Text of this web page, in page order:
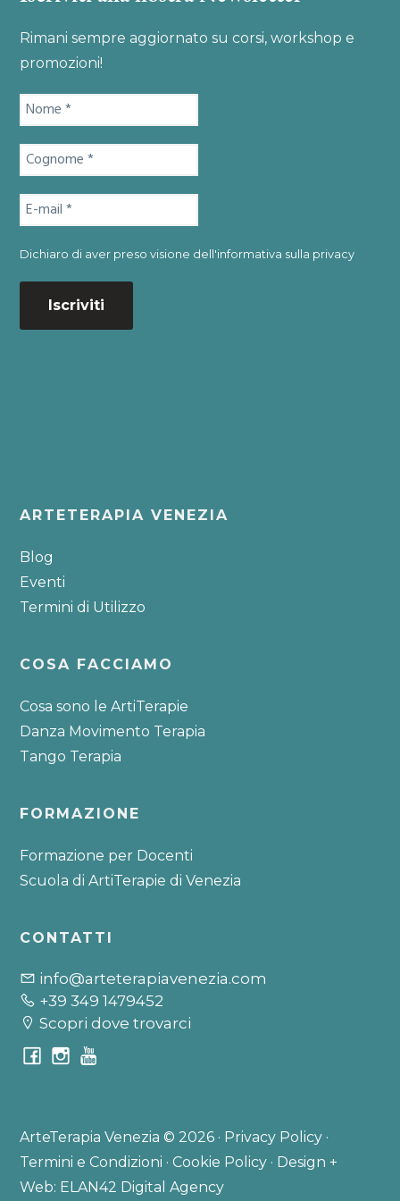
effetti
07-04 I Medium acquarellabili
Rimani sempre aggiornato su corsi, workshop e
promozioni!
Dichiaro di aver preso visione dell'informativa sulla privacy
Footer
ARTETERAPIA VENEZIA
Blog
Eventi
Termini di Utilizzo
COSA FACCIAMO
Cosa sono le ArtiTerapie
Danza Movimento Terapia
Tango Terapia
FORMAZIONE
Formazione per Docenti
Scuola di ArtiTerapie di Venezia
CONTATTI
info@arteterapiavenezia.com
+39 349 1479452
Scopri dove trovarci
ArteTerapia Venezia © 2026 · Privacy Policy ·
Termini e Condizioni ·Cookie Policy · Design +
Web: ELAN42 Digital Agency